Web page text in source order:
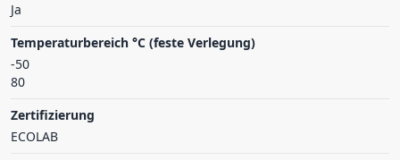
Ja
Temperaturbereich °C (feste Verlegung)
-50
80
Zertifizierung
ECOLAB